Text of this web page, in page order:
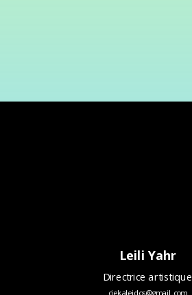
Leili Yahr
Directrice artistique
ciekaleidos@gmail.com